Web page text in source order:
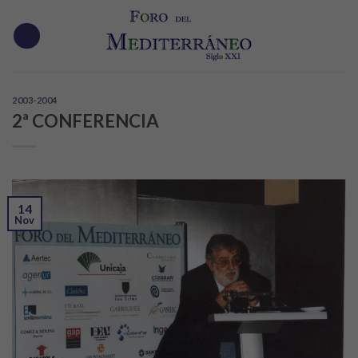
content
2003-2004
2ª CONFERENCIA
14
Nov